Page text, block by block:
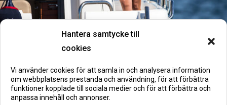
Hantera samtycke till
cookies
Vi använder cookies för att samla in och analysera information
om webbplatsens prestanda och användning, för att förbättra
funktioner kopplade till sociala medier och för att förbättra och
anpassa innehåll och annonser.